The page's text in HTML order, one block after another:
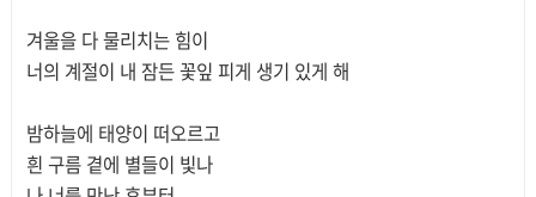
겨울을 다 물리치는 힘이
너의 계절이 내 잠든 꽃잎 피게 생기 있게 해
밤하늘에 태양이 떠오르고
흰 구름 곁에 별들이 빛나